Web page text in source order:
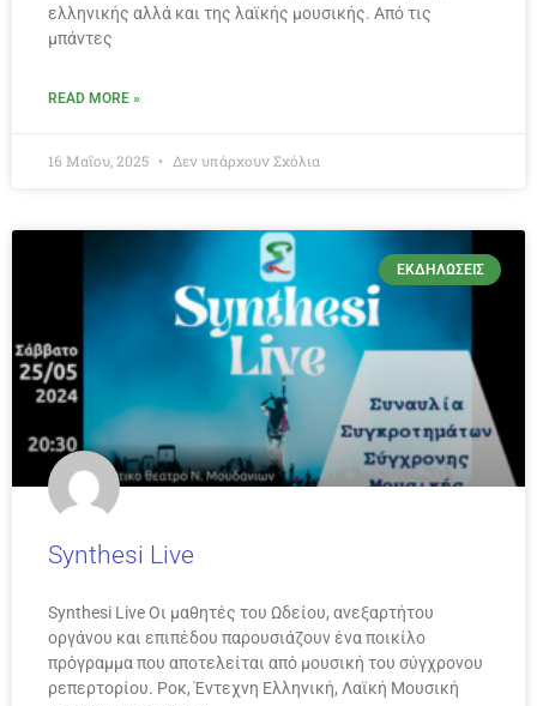
ελληνικής αλλά και της λαϊκής μουσικής. Από τις
μπάντες
READ MORE »
16 Μαΐου, 2025 Δεν υπάρχουν Σχόλια
ΕΚΔΗΛΏΣΕΙΣ
Synthesi Live
Synthesi Live Οι μαθητές του Ωδείου, ανεξαρτήτου
οργάνου και επιπέδου παρουσιάζουν ένα ποικίλο
πρόγραμμα που αποτελείται από μουσική του σύγχρονου
ρεπερτορίου. Ροκ, Έντεχνη Ελληνική, Λαϊκή Μουσική